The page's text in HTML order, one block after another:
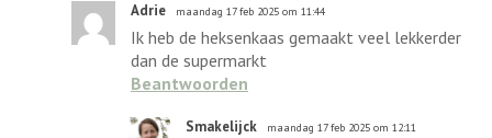
Adrie maandag 17 feb 2025 om 11:44
Ik heb de heksenkaas gemaakt veel lekkerder
dan de supermarkt
Beantwoorden
Smakelijck maandag 17 feb 2025 om 12:11